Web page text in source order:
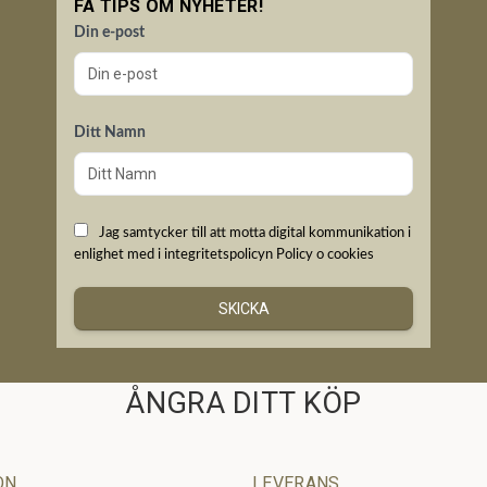
FÅ TIPS OM NYHETER!
Din e-post
Ditt Namn
Jag samtycker till att motta digital kommunikation i
enlighet med i integritetspolicyn Policy o cookies
SKICKA
ÅNGRA DITT KÖP